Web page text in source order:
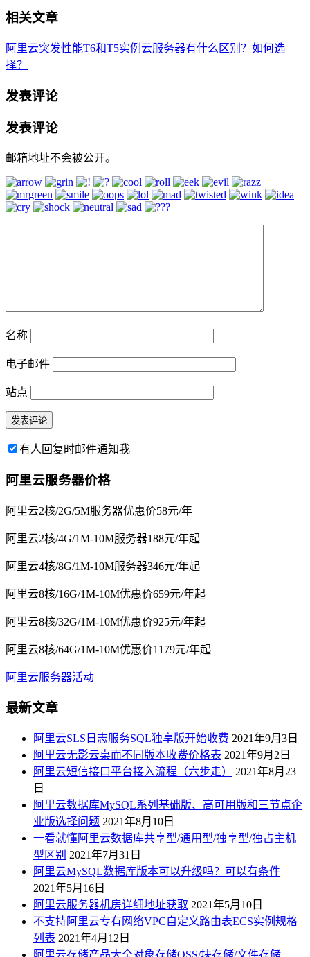
相关文章
阿里云突发性能T6和T5实例云服务器有什么区别？如何选
择？
发表评论
发表评论
邮箱地址不会被公开。
名称
电子邮件
站点
有人回复时邮件通知我
阿里云服务器价格
阿里云2核/2G/5M服务器优惠价58元/年
阿里云2核/4G/1M-10M服务器188元/年起
阿里云4核/8G/1M-10M服务器346元/年起
阿里云8核/16G/1M-10M优惠价659元/年起
阿里云8核/32G/1M-10M优惠价925元/年起
阿里云8核/64G/1M-10M优惠价1179元/年起
阿里云服务器活动
最新文章
阿里云SLS日志服务SQL独享版开始收费 2021年9月3日
阿里云无影云桌面不同版本收费价格表 2021年9月2日
阿里云短信接口平台接入流程（六步走）
2021年8月23
日
阿里云数据库MySQL系列基础版、高可用版和三节点企
业版选择问题 2021年8月10日
一看就懂阿里云数据库共享型/通用型/独享型/独占主机
型区别 2021年7月31日
阿里云MySQL数据库版本可以升级吗？可以有条件
2021年5月16日
阿里云服务器机房详细地址获取 2021年5月10日
不支持阿里云专有网络VPC自定义路由表ECS实例规格
列表 2021年4月12日
阿里云存储产品大全对象存储OSS/块存储/文件存储